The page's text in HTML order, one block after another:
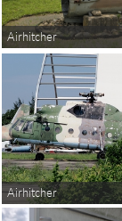
Airhitcher
Airhitcher